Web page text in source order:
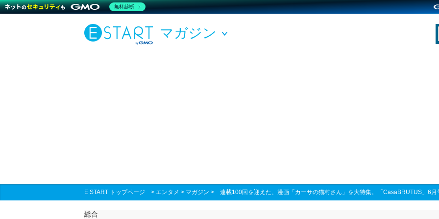
マガジン
E START トップページ > エンタメ > マガジン > 連載100回を迎えた、漫画「カーサの猫村さん」を大特集。「CasaBRUTUS」6月
総合
無料診断